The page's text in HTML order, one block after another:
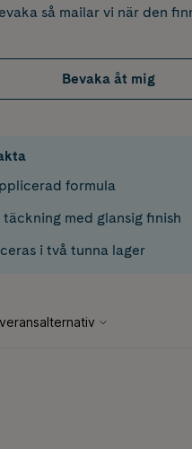
så mailar vi när den
Bevaka åt mig
formula
täckning med glansig finish
i två tunna lager